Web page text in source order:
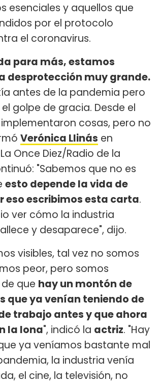
esenciales y aquellos que
por el protocolo
el coronavirus.
para más, estamos
desprotección muy grande.
antes de la pandemia pero
golpe de gracia. Desde el
cosas, pero no
Verónica Llinás en
Once Diez/Radio de la
"Sabemos que no es
esto depende la vida de
eso escribimos esta carta.
ver cómo la industria
y desaparece", dijo.
visibles, tal vez no somos
peor, pero somos
que hay un montón de
que ya venían teniendo de
trabajo antes y que ahora
la lona", indicó la actriz. "Hay
ya veníamos bastante mal
la industria venía
el cine, la televisión, no